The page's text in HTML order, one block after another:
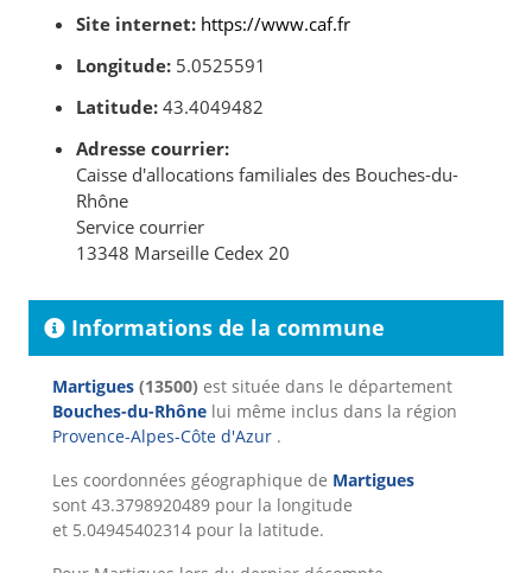
Site internet: https://www.caf.fr
Longitude: 5.0525591
Latitude: 43.4049482
Adresse courrier:
Caisse d'allocations familiales des Bouches-du-
Rhône
Service courrier
13348 Marseille Cedex 20
Informations de la commune
Martigues (13500) est située dans le département
Bouches-du-Rhône lui même inclus dans la région
Provence-Alpes-Côte d'Azur .
Les coordonnées géographique de Martigues
sont 43.3798920489 pour la longitude
et 5.04945402314 pour la latitude.